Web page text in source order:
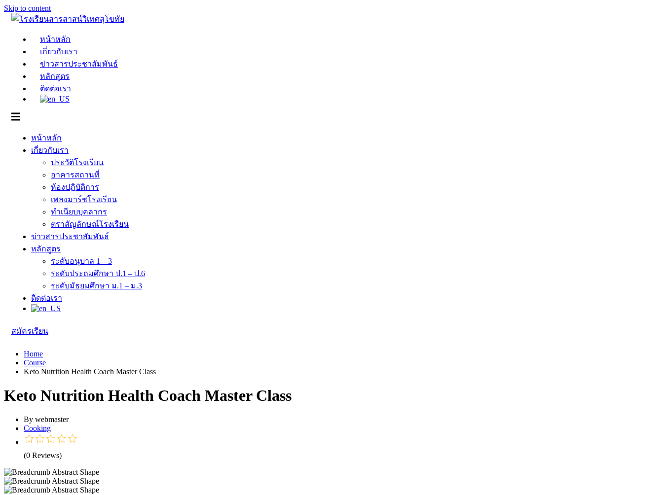
Skip to content
หน้าหลัก
เกี่ยวกับเรา
ข่าวสารประชาสัมพันธ์
หลักสูตร
ติดต่อเรา
หน้าหลัก
เกี่ยวกับเรา
ประวัติโรงเรียน
อาคารสถานที่
ห้องปฏิบัติการ
เพลงมาร์ชโรงเรียน
ทำเนียบบุคลากร
ตราสัญลักษณ์โรงเรียน
ข่าวสารประชาสัมพันธ์
หลักสูตร
ระดับอนุบาล 1 – 3
ระดับประถมศึกษา ป.1 – ป.6
ระดับมัธยมศึกษา ม.1 – ม.3
ติดต่อเรา
สมัครเรียน
Home
Course
Keto Nutrition Health Coach Master Class
Keto Nutrition Health Coach Master Class
By webmaster
Cooking
(0 Reviews)